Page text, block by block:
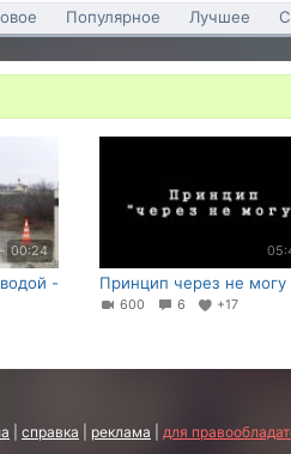
Популярное Лучшее
00:24
-
Принцип через не могу
600 6 +17
справка реклама для